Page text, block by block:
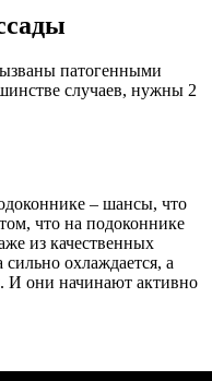
патогенными
случаев, нужны 2
– шансы, что
что на подоконнике
из качественных
охлаждается, а
И они начинают активно